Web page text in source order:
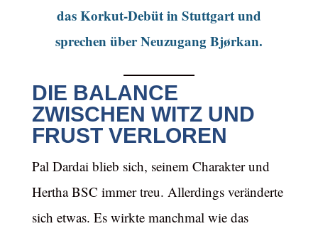
das Korkut-Debüt in Stuttgart und
sprechen über Neuzugang Bjørkan.
DIE BALANCE
ZWISCHEN WITZ UND
FRUST VERLOREN
Pal Dardai blieb sich, seinem Charakter und
Hertha BSC immer treu. Allerdings veränderte
sich etwas. Es wirkte manchmal wie das